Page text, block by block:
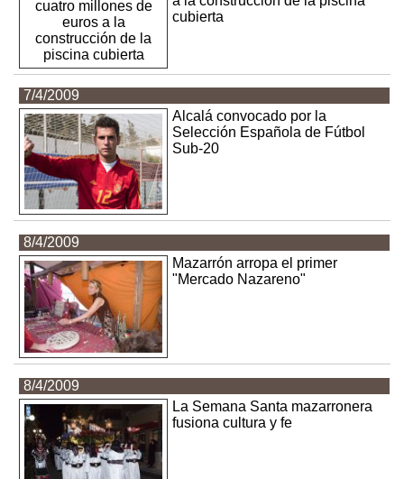
cubierta
7/4/2009
Alcalá convocado por la
Selección Española de Fútbol
Sub-20
8/4/2009
Mazarrón arropa el primer
"Mercado Nazareno"
8/4/2009
La Semana Santa mazarronera
fusiona cultura y fe